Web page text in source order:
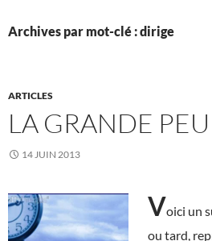
Archives par mot-clé : dirige
ARTICLES
LA GRANDE
14 JUIN 2013
Voici un
ou tard,